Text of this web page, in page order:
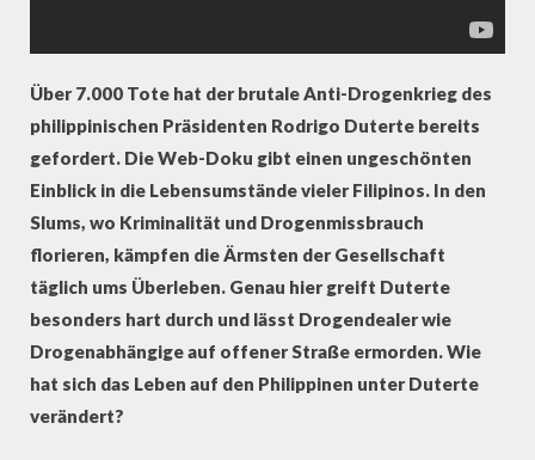
Über 7.000 Tote hat der brutale Anti-Drogenkrieg des
philippinischen Präsidenten Rodrigo Duterte bereits
gefordert. Die Web-Doku gibt einen ungeschönten
Einblick in die Lebensumstände vieler Filipinos. In den
Slums, wo Kriminalität und Drogenmissbrauch
florieren, kämpfen die Ärmsten der Gesellschaft
täglich ums Überleben. Genau hier greift Duterte
besonders hart durch und lässt Drogendealer wie
Drogenabhängige auf offener Straße ermorden. Wie
hat sich das Leben auf den Philippinen unter Duterte
verändert?